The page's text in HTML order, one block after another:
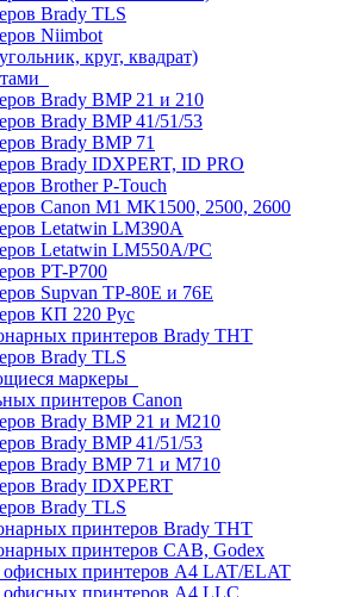
Brady TLS
Niimbot
круг, квадрат)
Brady BMP 21 и 210
Brady BMP 41/51/53
Brady BMP 71
Brady IDXPERT, ID PRO
Brother P-Touch
Canon M1 MK1500, 2500, 2600
Letatwin LM390A
Letatwin LM550A/PC
PT-P700
Supvan TP-80E и 76E
КП 220 Рус
принтеров Brady THT
Brady TLS
маркеры
принтеров Canon
Brady BMP 21 и M210
Brady BMP 41/51/53
Brady BMP 71 и M710
Brady IDXPERT
Brady TLS
принтеров Brady THT
принтеров CAB, Godex
офисных принтеров А4 LAT/ELAT
принтеров А4 LLC